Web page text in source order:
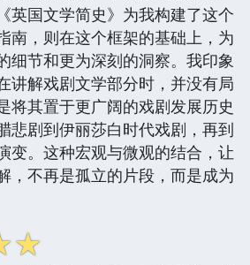
英国文学简史》为我构建了这个
南，则在这个框架的基础上，为
细节和更为深刻的洞察。我印象
讲解戏剧文学部分时，并没有局
将其置于更广阔的戏剧发展历史
悲剧到伊丽莎白时代戏剧，再到
变。这种宏观与微观的结合，让
，不再是孤立的片段，而是成为
☆